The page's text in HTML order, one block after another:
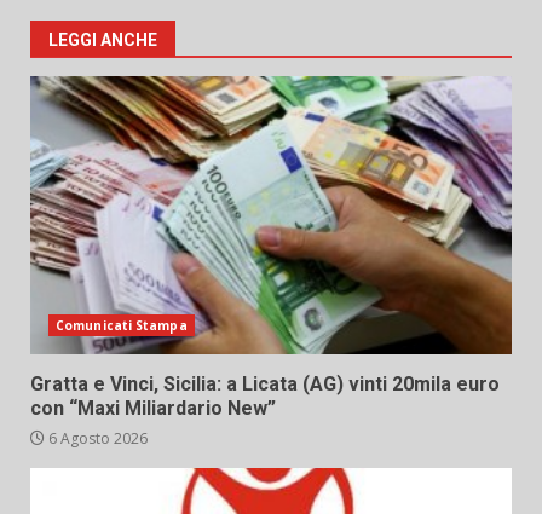
LEGGI ANCHE
Comunicati Stampa
Gratta e Vinci, Sicilia: a Licata (AG) vinti 20mila euro
con “Maxi Miliardario New”
6 Agosto 2026